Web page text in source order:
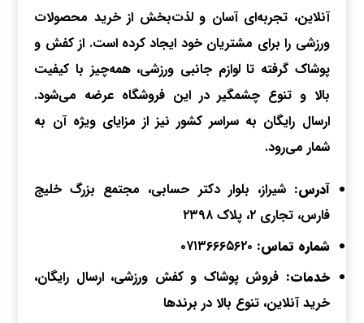
آنلاین، تجربه‌ای آسان و لذت‌بخش از خرید محصولات
ورزشی را برای مشتریان خود ایجاد کرده است. از کفش و
پوشاک گرفته تا لوازم جانبی ورزشی، همه‌چیز با کیفیت
بالا و تنوع چشمگیر در این فروشگاه عرضه می‌شود.
ارسال رایگان به سراسر کشور نیز از مزایای ویژه آن به
شمار می‌رود.
آدرس: شیراز، بلوار دکتر حسابی، مجتمع بزرگ خلیج
فارس، تجاری ۲، پلاک ۲۳۹۸
شماره تماس: ۰۷۱۳۶۶۶۵۶۲۰
خدمات: فروش پوشاک و کفش ورزشی، ارسال رایگان،
خرید آنلاین، تنوع بالا در برندها